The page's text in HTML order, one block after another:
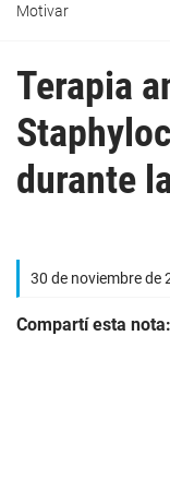
Motivar
Terapia
durante
30 de noviembre de
Compartí esta nota: